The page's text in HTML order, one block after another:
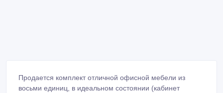
Продается комплект отличной офисной мебели из
восьми единиц, в идеальном состоянии (кабинет